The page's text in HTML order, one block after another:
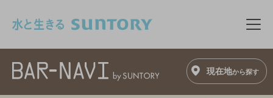
メ
現在地から探す